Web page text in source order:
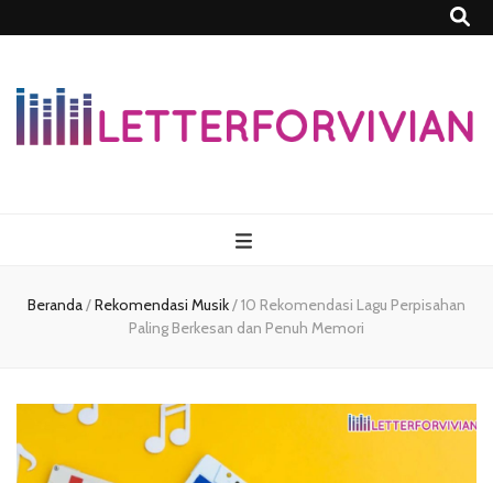
Beranda/Rekomendasi Musik/10 Rekomendasi Lagu Perpisahan
Paling Berkesan dan Penuh Memori